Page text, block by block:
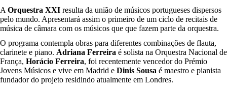
A Orquestra XXI resulta da união de músicos portugueses dispersos
pelo mundo. Apresentará assim o primeiro de um ciclo de recitais de
música de câmara com os músicos que que fazem parte da orquestra.
O programa contempla obras para diferentes combinações de flauta,
clarinete e piano. Adriana Ferreira é solista na Orquestra Nacional de
França, Horácio Ferreira, foi recentemente vencedor do Prémio
Jovens Músicos e vive em Madrid e Dinis Sousa é maestro e pianista
fundador do projeto residindo atualmente em Londres.